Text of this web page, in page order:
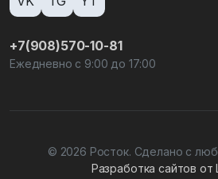
+7(908)570-10-81
Ежедневно с 9:00 до 17:00
© 2026 Росток. Сделано с
Разработка сайтов от